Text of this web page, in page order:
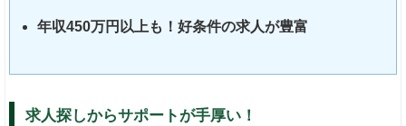
年収450万円以上も！好条件の求人が豊富
求人探しからサポートが手厚い！